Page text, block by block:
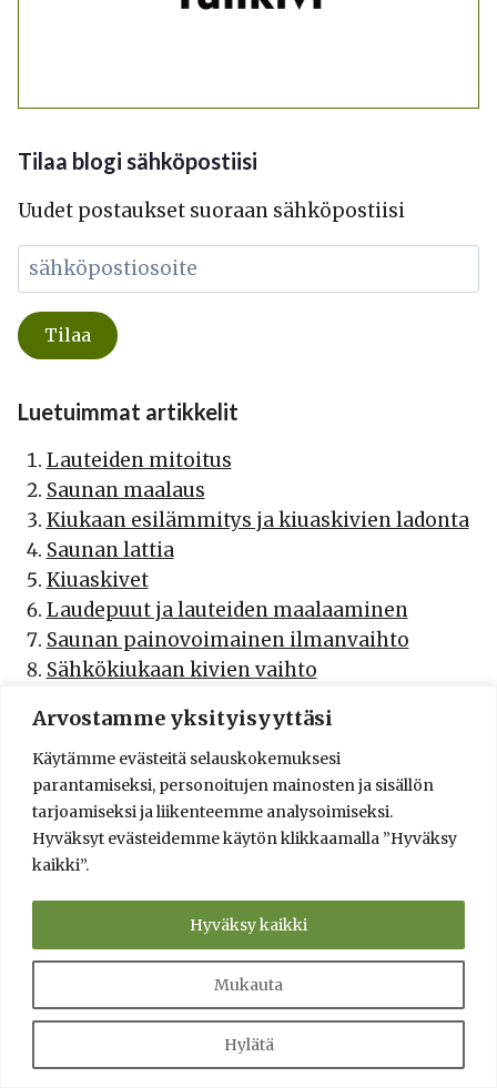
Arvostamme yksityisyyttäsi
Käytämme evästeitä selauskokemuksesi
parantamiseksi, personoitujen mainosten ja sisällön
tarjoamiseksi ja liikenteemme analysoimiseksi.
Hyväksyt evästeidemme käytön klikkaamalla ”Hyväksy
kaikki”.
Mukauta
Hylätä
Hyväksy kaikki
Tilaa blogi sähköpostiisi
Uudet postaukset suoraan sähköpostiisi
Luetuimmat artikkelit
Lauteiden mitoitus
Saunan maalaus
Kiukaan esilämmitys ja kiuaskivien ladonta
Saunan lattia
Kiuaskivet
Laudepuut ja lauteiden maalaaminen
Saunan painovoimainen ilmanvaihto
Sähkökiukaan kivien vaihto
Puukiukaan valinta
Avainsanat
alkuperäistutkimus banja
kiuaskivet kiuaskivi
löyly mänty
näkyvyyttä_yhteistyökumppaneille
original research paloturvallisuus pienhiukkaset
puukiuas päästöt